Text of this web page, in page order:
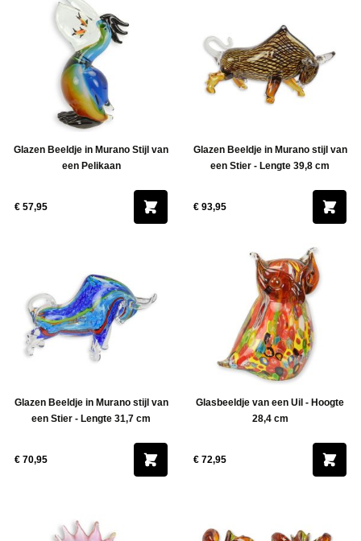
Glazen Beeldje in Murano Stijl van
een Pelikaan
€ 57,95
Glazen Beeldje in Murano stijl van
een Stier - Lengte 39,8 cm
€ 93,95
Glazen Beeldje in Murano stijl van
een Stier - Lengte 31,7 cm
€ 70,95
Glasbeeldje van een Uil - Hoogte
28,4 cm
€ 72,95